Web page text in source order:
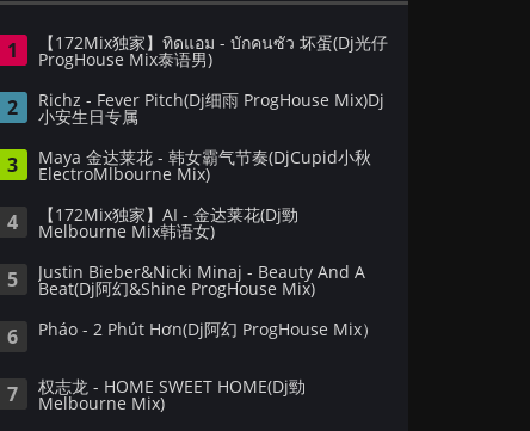
1 【172Mix独家】ทิดแอม - บักคนซั่ว 坏蛋(Dj光仔
ProgHouse Mix泰语男)
2 Richz - Fever Pitch(Dj细雨 ProgHouse Mix)Dj
小安生日专属
3 Maya 金达莱花 - 韩女霸气节奏(DjCupid小秋
ElectroMlbourne Mix)
4 【172Mix独家】AI - 金达莱花(Dj勁
Melbourne Mix韩语女)
5 Justin Bieber&Nicki Minaj - Beauty And A
Beat(Dj阿幻&Shine ProgHouse Mix)
6 Pháo - 2 Phút Hơn(Dj阿幻 ProgHouse Mix）
7 权志龙 - HOME SWEET HOME(Dj勁
Melbourne Mix)